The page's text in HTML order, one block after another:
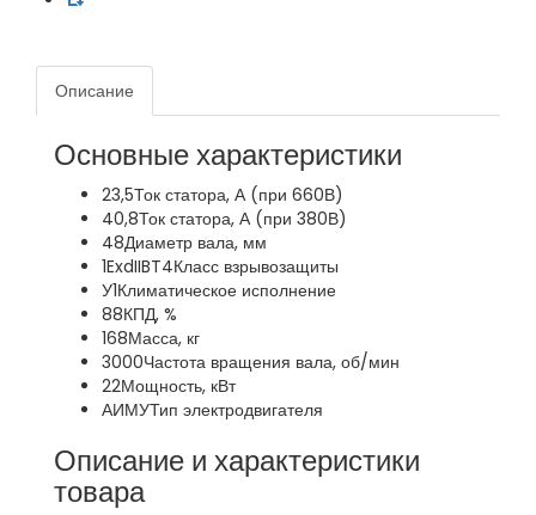
Описание
Основные характеристики
23,5Ток статора, А (при 660В)
40,8Ток статора, А (при 380В)
48Диаметр вала, мм
1ExdIIBT4Класс взрывозащиты
У1Климатическое исполнение
88КПД, %
168Масса, кг
3000Частота вращения вала, об/мин
22Мощность, кВт
АИМУТип электродвигателя
Описание и характеристики
товара